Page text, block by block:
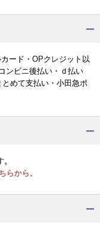
ード・OPクレジット以
ンビニ後払い・ｄ払い
とめて支払い・小田急ポ
らから。